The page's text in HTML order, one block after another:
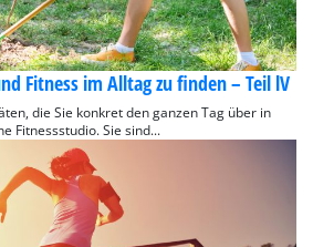
Fitness im Alltag zu finden – Teil lV
die Sie konkret den ganzen Tag über in
Fitnessstudio. Sie sind...